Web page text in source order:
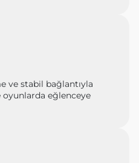
ve stabil bağlantıyla
eğlenceye